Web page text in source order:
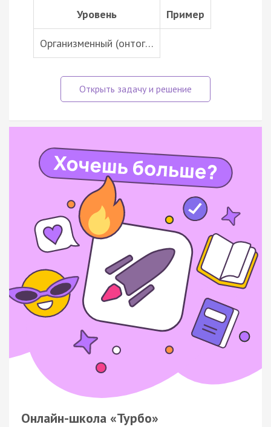
Уровень Пример
Организменный (онтог…
Онлайн-школа «Турбо»